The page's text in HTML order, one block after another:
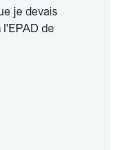
je devais
de